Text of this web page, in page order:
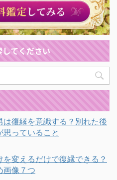
てください
は復縁を意識する？別れた後
思っていること
を変えるだけで復縁できる？
画像７つ